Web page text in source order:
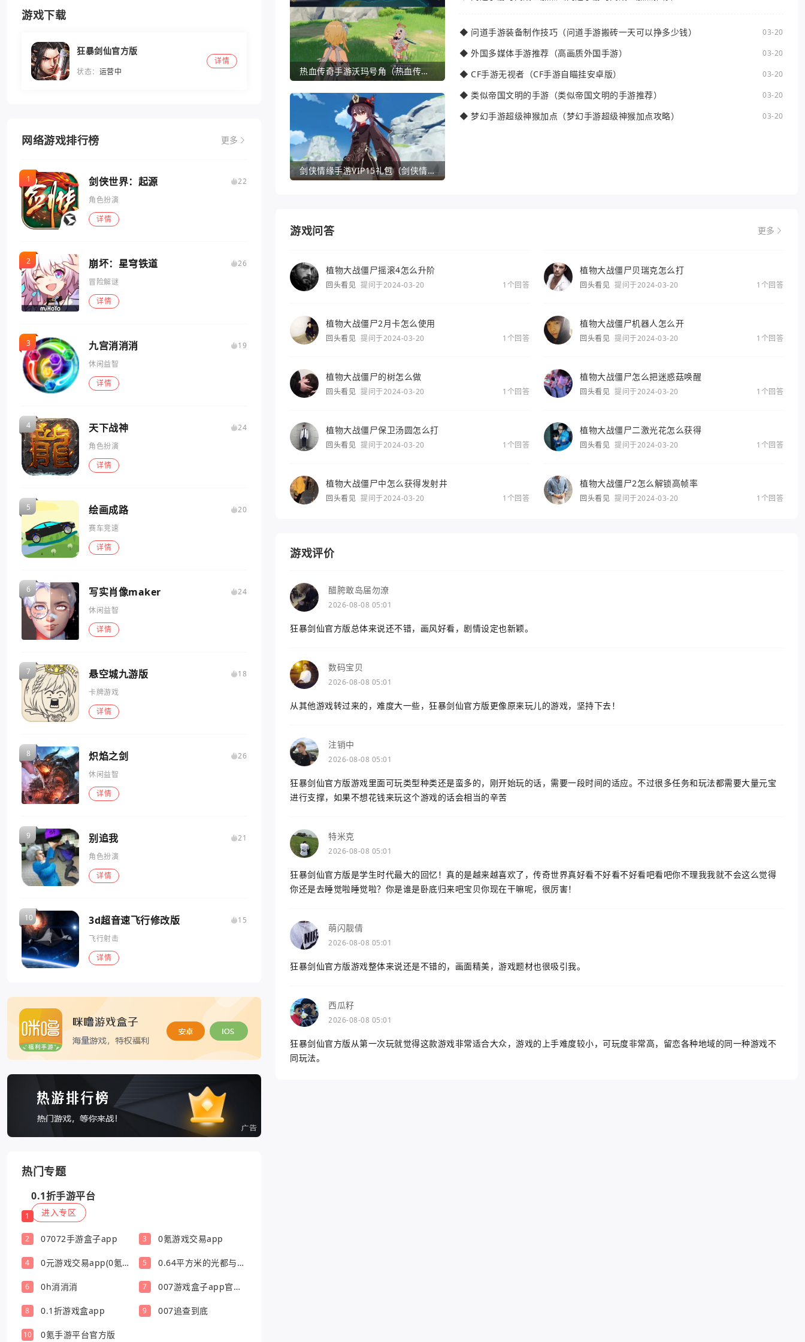
游戏下载
狂暴剑仙官方版
状态： 运营中
详情
网络游戏排行榜 更多
剑侠世界：起源
22
角色扮演
详情
崩坏：星穹铁道
26
冒险解谜
详情
九宫消消消
19
休闲益智
详情
天下战神
24
角色扮演
详情
绘画成路
20
赛车竞速
详情
写实肖像maker
24
休闲益智
详情
悬空城九游版
18
卡牌游戏
详情
炽焰之剑
26
休闲益智
详情
别追我
21
角色扮演
详情
3d超音速飞行修改版
15
飞行射击
详情
热门专题
1
0.1折手游平台
进入专区
2 07072手游盒子app 3 0氪游戏交易app
4
0元游戏交易app(0氪
5
0.64平方米的光都与你
6 0h消消消 7
007游戏盒子app官方
8 0.1折游戏盒app 9 007追查到底
10 0氪手游平台官方版
热血传奇手游沃玛号角（热血传奇沃玛装备隐藏属性）
剑侠情缘手游VIP15礼包（剑侠情缘手游VIP1到18一共要花多少钱）
◆ 问道手游装备制作技巧（问道手游搬砖一天可以挣多少钱） 03-20
◆ 外国多媒体手游推荐（高画质外国手游） 03-20
◆ CF手游无视者（CF手游自瞄挂安卓版） 03-20
◆ 类似帝国文明的手游（类似帝国文明的手游推荐） 03-20
◆ 梦幻手游超级神猴加点（梦幻手游超级神猴加点攻略） 03-20
游戏问答 更多
植物大战僵尸摇滚4怎么升阶
回头看见 提问于2024-03-20 1个回答
植物大战僵尸贝瑞克怎么打
回头看见 提问于2024-03-20 1个回答
植物大战僵尸2月卡怎么使用
回头看见 提问于2024-03-20 1个回答
植物大战僵尸机器人怎么开
回头看见 提问于2024-03-20 1个回答
植物大战僵尸的树怎么做
回头看见 提问于2024-03-20 1个回答
植物大战僵尸怎么把迷惑菇唤醒
回头看见 提问于2024-03-20 1个回答
植物大战僵尸保卫汤圆怎么打
回头看见 提问于2024-03-20 1个回答
植物大战僵尸二激光花怎么获得
回头看见 提问于2024-03-20 1个回答
植物大战僵尸中怎么获得发射井
回头看见 提问于2024-03-20 1个回答
植物大战僵尸2怎么解锁高帧率
回头看见 提问于2024-03-20 1个回答
游戏评价
醋胯敢岛届勿潦
2026-08-08 05:01
狂暴剑仙官方版总体来说还不错，画风好看，剧情设定也新颖。
数码宝贝
2026-08-08 05:01
从其他游戏转过来的，难度大一些，狂暴剑仙官方版更像原来玩儿的游戏，坚持下去！
注销中
2026-08-08 05:01
狂暴剑仙官方版游戏里面可玩类型种类还是蛮多的，刚开始玩的话，需要一段时间的适应。不过很多任务和玩法都需要大量元宝
进行支撑，如果不想花钱来玩这个游戏的话会相当的辛苦
特米克
2026-08-08 05:01
狂暴剑仙官方版是学生时代最大的回忆！真的是越来越喜欢了，传奇世界真好看不好看不好看吧看吧你不理我我就不会这么觉得
你还是去睡觉啦睡觉啦？你是谁是卧底归来吧宝贝你现在干嘛呢，很厉害！
萌闪靓倩
2026-08-08 05:01
狂暴剑仙官方版游戏整体来说还是不错的，画面精美，游戏题材也很吸引我。
西瓜籽
2026-08-08 05:01
狂暴剑仙官方版从第一次玩就觉得这款游戏非常适合大众，游戏的上手难度较小，可玩度非常高，留恋各种地域的同一种游戏不
同玩法。